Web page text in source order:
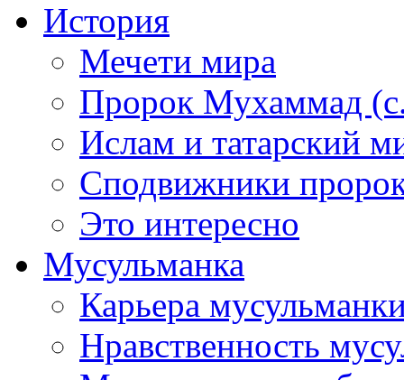
История
Мечети мира
Пророк Мухаммад
Ислам и татарский
Сподвижники
Это интересно
Мусульманка
Карьера
Нравственность